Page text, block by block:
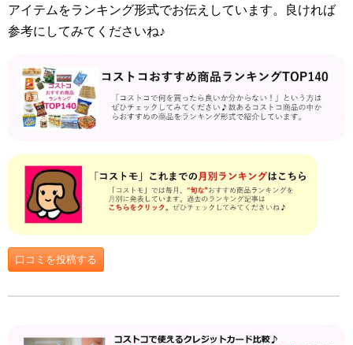
アイテムをランキング形式でお伝えしています。良ければ
参考にしてみてくださいね♪
口コミを投稿する